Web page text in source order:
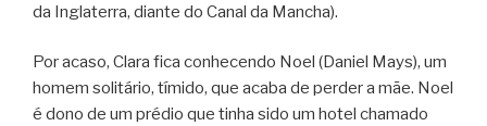
da Inglaterra, diante do Canal da Mancha).
Por acaso, Clara fica conhecendo Noel (Daniel Mays), um
homem solitário, tímido, que acaba de perder a mãe. Noel
é dono de um prédio que tinha sido um hotel chamado